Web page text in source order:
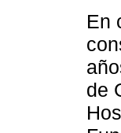
En
de